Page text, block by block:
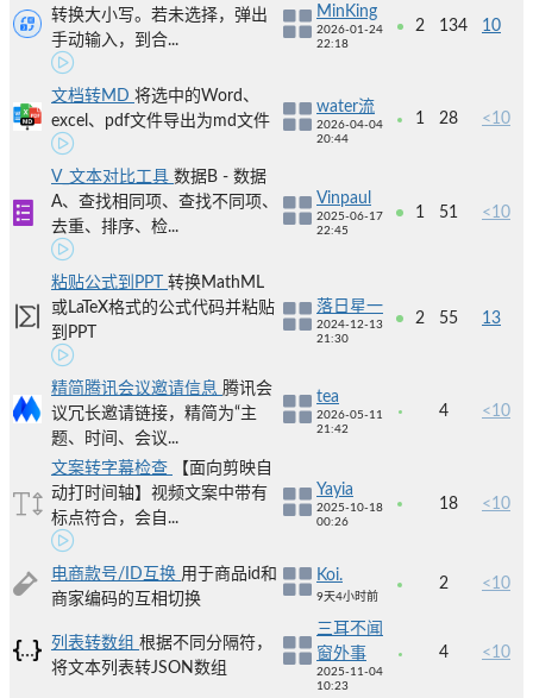
转换大小写。若未选择，弹出
手动输入，到合...
MinKing
2026-01-24
22:18
2 134 10
文档转MD 将选中的Word、
excel、pdf文件导出为md文件
water流
2026-04-04
20:44
1 28 <10
V_文本对比工具 数据B - 数据
A、查找相同项、查找不同项、
去重、排序、检...
Vinpaul
2025-06-17
22:45
1 51 <10
粘贴公式到PPT 转换MathML
或LaTeX格式的公式代码并粘贴
到PPT
落日星一
2024-12-13
21:30
2 55 13
精简腾讯会议邀请信息 腾讯会
议冗长邀请链接，精简为“主
题、时间、会议...
tea
2026-05-11
21:42
4 <10
文案转字幕检查
【面向剪映自
动打时间轴】视频文案中带有
标点符合，会自...
Yayia
2025-10-18
00:26
18 <10
电商款号/ID互换 用于商品id和
商家编码的互相切换
Koi.
9天4小时前
2 <10
列表转数组 根据不同分隔符，
将文本列表转JSON数组
三耳不闻
窗外事
2025-11-04
10:23
4 <10